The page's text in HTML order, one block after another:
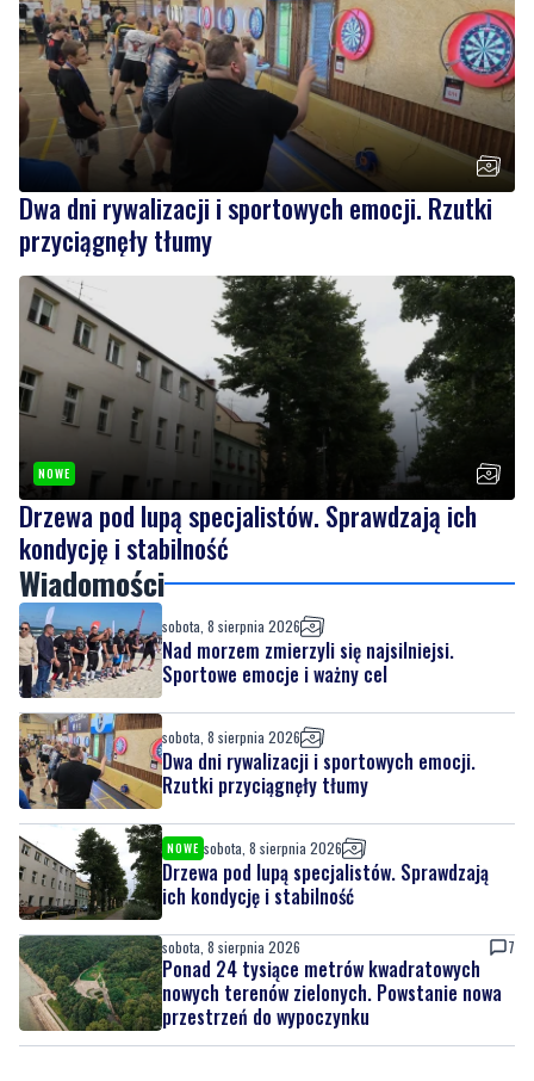
Dwa dni rywalizacji i sportowych emocji. Rzutki
przyciągnęły tłumy
NOWE
Drzewa pod lupą specjalistów. Sprawdzają ich
kondycję i stabilność
Wiadomości
sobota, 8 sierpnia 2026
Nad morzem zmierzyli się najsilniejsi.
Sportowe emocje i ważny cel
sobota, 8 sierpnia 2026
Dwa dni rywalizacji i sportowych emocji.
Rzutki przyciągnęły tłumy
NOWE sobota, 8 sierpnia 2026
Drzewa pod lupą specjalistów. Sprawdzają
ich kondycję i stabilność
sobota, 8 sierpnia 2026 7
Ponad 24 tysiące metrów kwadratowych
nowych terenów zielonych. Powstanie nowa
przestrzeń do wypoczynku